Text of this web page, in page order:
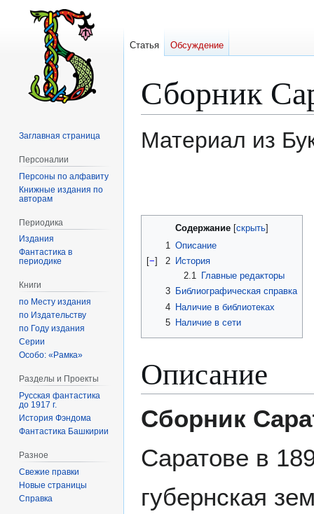
Сборник
Материал из
Содержание
1 Описание
[−] 2
История
2.1
Главные редакторы
3
Библиографическая справка
4 Наличие в библиотеках
5
Наличие в сети
Описание
Сборник
Саратове в
губернская
Статья Обсуждение
Заглавная страница
Персоналии
Персоны по алфавиту
Книжные издания по
авторам
Периодика
Издания
Фантастика в
периодике
Книги
по Месту издания
по Издательству
по Году издания
Серии
Особо: «Рамка»
Разделы и Проекты
Русская фантастика
до 1917 г.
История Фэндома
Фантастика Башкирии
Разное
Свежие правки
Новые страницы
Справка